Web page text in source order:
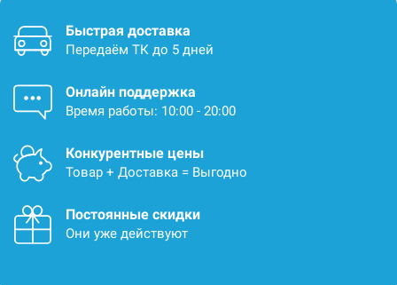
Быстрая доставка
Передаём ТК до 5 дней
Онлайн поддержка
Время работы: 10:00 - 20:00
Конкурентные цены
Товар + Доставка = Выгодно
Постоянные скидки
Они уже действуют